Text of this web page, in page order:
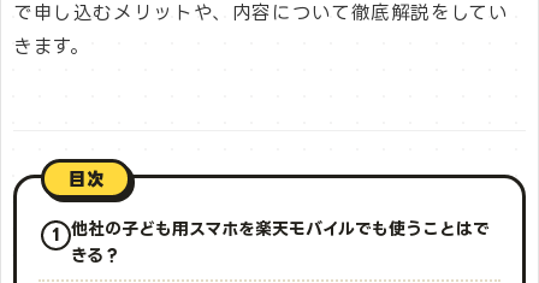
で申し込むメリットや、内容について徹底解説をしてい
きます。
目次
他社の子ども用スマホを楽天モバイルでも使うことはで
きる？